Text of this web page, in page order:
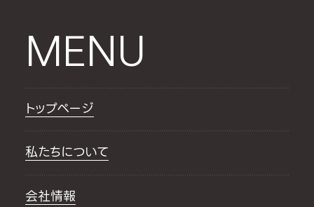
MENU
トップページ
私たちについて
会社情報